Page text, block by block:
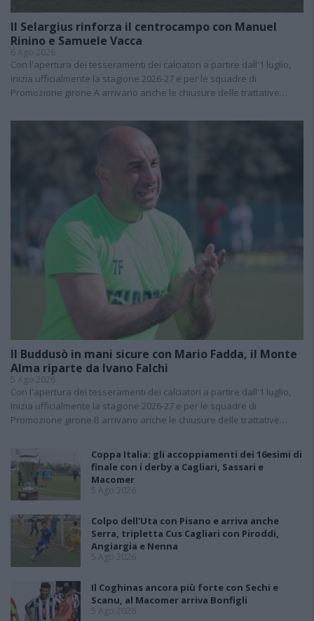
Il Selargius rinforza il centrocampo con Manuel
Rinino e Samuele Vacca
6 Ago 2026
Con l'apertura dei tesseramenti dei calciatori a partire dall'1 luglio,
inizia ufficialmente la stagione 2026-27 e per le squadre di
Promozione girone A arrivano anche le chiusure delle trattative…
Il Buddusò in mani sicure con Mario Fadda, il Monte
Alma riparte da Ivano Falchi
5 Ago 2026
Con l'apertura dei tesseramenti dei calciatori a partire dall'1 luglio,
inizia ufficialmente la stagione 2026-27 e per le squadre di
Promozione girone B arrivano anche le chiusure delle trattative…
Coppa Italia: gli accoppiamenti dei 16esimi di
finale con i derby a Cagliari, Sassari e
Macomer
5 Ago 2026
Colpo dell'Uta con Pisano e arriva anche
Serra, tripletta Cus Cagliari con Piroddi,
Angiargia e Nenna
5 Ago 2026
Il Coghinas ancora più forte con Sechi e
Scanu, al Macomer arriva Bonfigli
5 Ago 2026